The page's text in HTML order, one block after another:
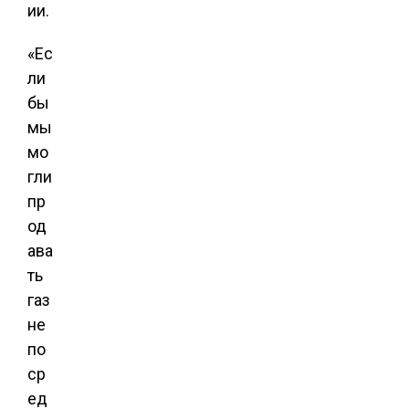
ии.
«Ес
ли
бы
мы
мо
гли
пр
од
ава
ть
газ
не
по
ср
ед